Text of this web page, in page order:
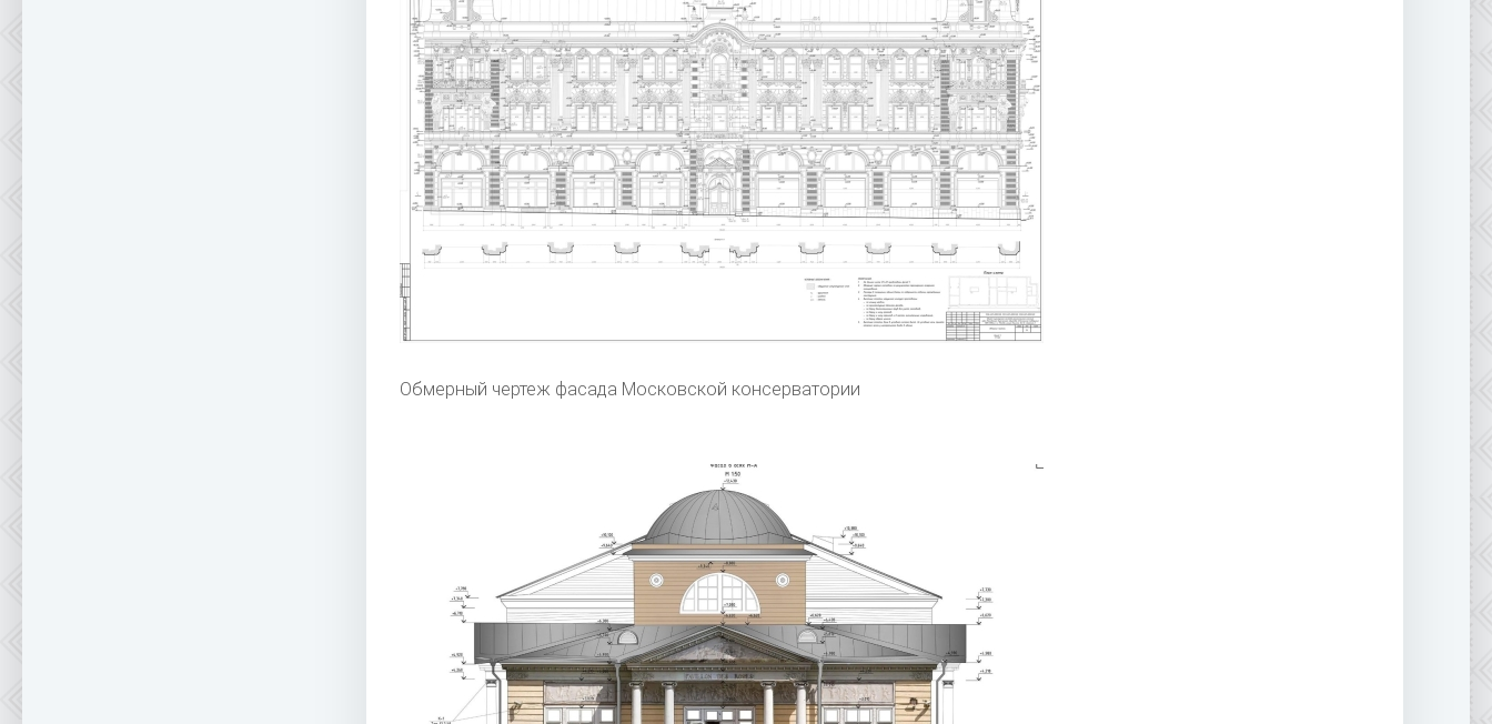
Обмерный чертеж фасада Московской консерватории